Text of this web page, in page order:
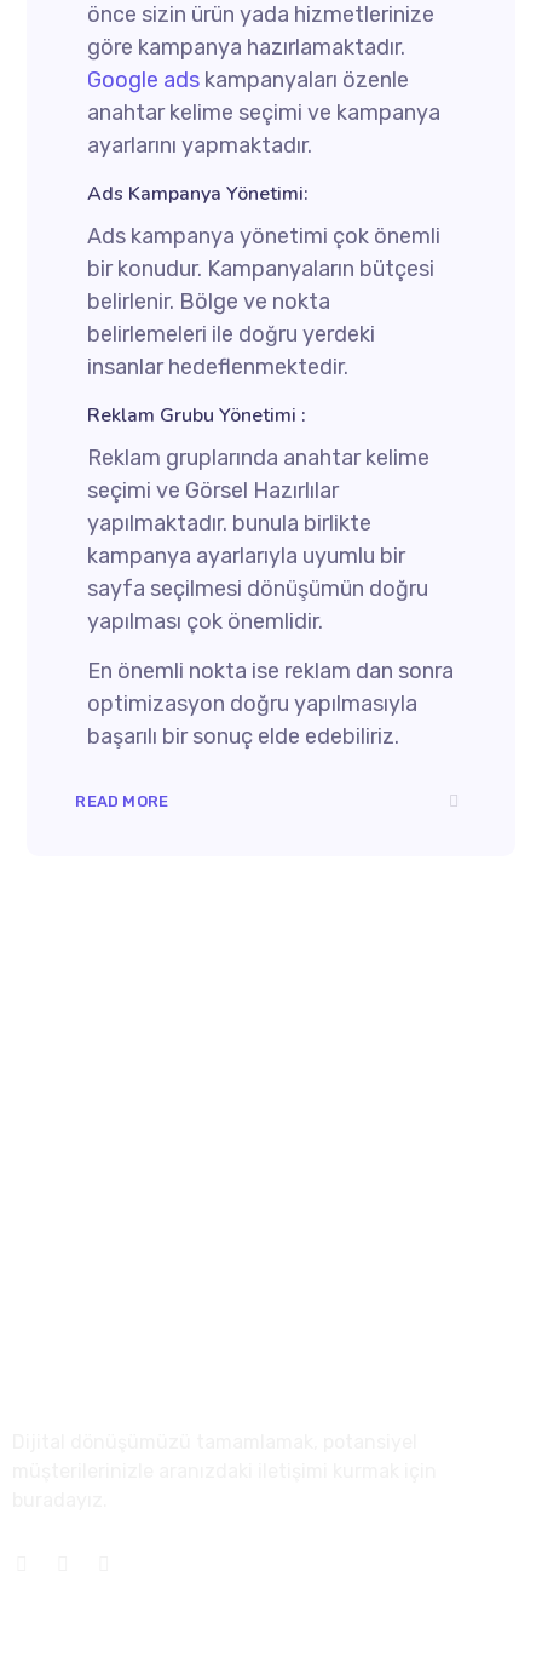
önce sizin ürün yada hizmetlerinize
göre kampanya hazırlamaktadır.
Google ads kampanyaları özenle
anahtar kelime seçimi ve kampanya
ayarlarını yapmaktadır.
Ads Kampanya Yönetimi:
Ads kampanya yönetimi çok önemli
bir konudur. Kampanyaların bütçesi
belirlenir. Bölge ve nokta
belirlemeleri ile doğru yerdeki
insanlar hedeflenmektedir.
Reklam Grubu Yönetimi :
Reklam gruplarında anahtar kelime
seçimi ve Görsel Hazırlılar
yapılmaktadır. bunula birlikte
kampanya ayarlarıyla uyumlu bir
sayfa seçilmesi dönüşümün doğru
yapılması çok önemlidir.
En önemli nokta ise reklam dan sonra
optimizasyon doğru yapılmasıyla
başarılı bir sonuç elde edebiliriz.
READ MORE